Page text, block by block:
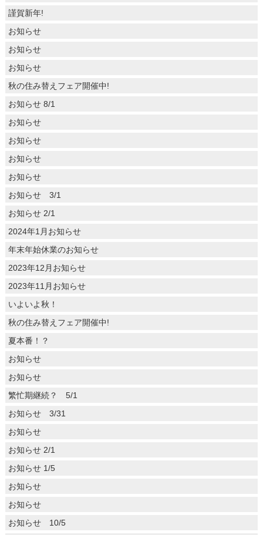
謹賀新年!
お知らせ
お知らせ
お知らせ
秋の住み替えフェア開催中!
お知らせ 8/1
お知らせ
お知らせ
お知らせ
お知らせ
お知らせ 3/1
お知らせ 2/1
2024年1月お知らせ
年末年始休業のお知らせ
2023年12月お知らせ
2023年11月お知らせ
いよいよ秋！
秋の住み替えフェア開催中!
夏本番！？
お知らせ
お知らせ
繁忙期継続？ 5/1
お知らせ 3/31
お知らせ
お知らせ 2/1
お知らせ 1/5
お知らせ
お知らせ
お知らせ 10/5